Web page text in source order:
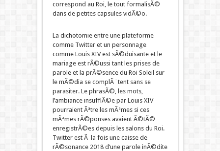
correspond au Roi, le tout formalisÃ©
dans de petites capsules vidÃ©o.
La dichotomie entre une plateforme
comme Twitter et un personnage
comme Louis XIV est sÃ©duisante et le
mariage est rÃ©ussi tant les prises de
parole et la prÃ©sence du Roi Soleil sur
le mÃ©dia se complÃ¨tent sans se
parasiter. Le phrasÃ©, les mots,
l’ambiance insufflÃ©e par Louis XIV
pourraient Ãªtre les mÃªmes si ces
mÃªmes rÃ©ponses avaient Ã©tÃ©
enregistrÃ©es depuis les salons du Roi.
Twitter est Ã la fois une caisse de
rÃ©sonance 2018 d’une parole inÃ©dite